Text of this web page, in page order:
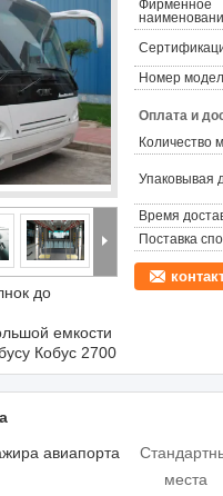
до
емкости
Кобус 2700
Фирменное
Номер
Оплата и
Количество
Упаковывая
Время
Поставка
авиапорта
места